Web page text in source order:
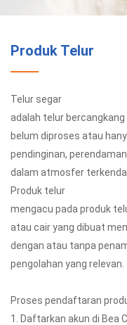
Produk Telur
Telur segar
adalah telur
belum diproses atau
pendinginan,
dalam atmosfer
Produk telur
mengacu pada produk
atau cair yang dibuat
dengan atau tanpa
pengolahan yang relevan.
Proses pendaftaran
1. Daftarkan akun di Bea